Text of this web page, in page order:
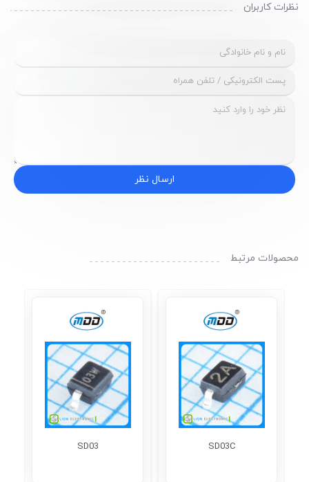
نظرات کاربران
ارسال نظر
محصولات مرتبط
SD03C
SD03